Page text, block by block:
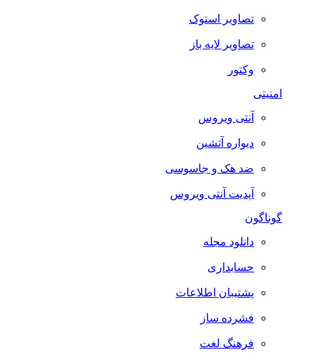
تصاویر استوک
تصاویر لایه باز
وکتور
آنتی ویروس
دیواره آتشین
ضد هک و جاسوسی
آپدیت آنتی ویروس
گوناگون
دانلود مجله
حسابداری
پشتیبان اطلاعات
فشرده ساز
فرهنگ لغت